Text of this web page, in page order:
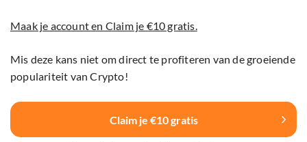
Maak je account en Claim je €10 gratis.
Mis deze kans niet om direct te profiteren van de groeiende
populariteit van Crypto!
Claim je €10 gratis